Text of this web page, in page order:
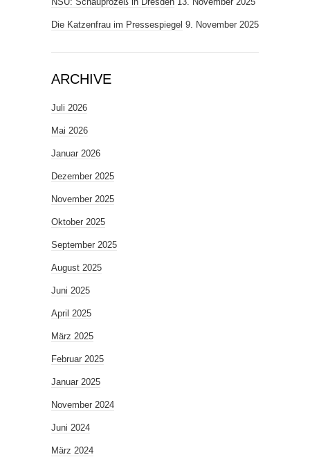
Die Katzenfrau im Pressespiegel 9. November 2025
ARCHIVE
Juli 2026
Mai 2026
Januar 2026
Dezember 2025
November 2025
Oktober 2025
September 2025
August 2025
Juni 2025
April 2025
März 2025
Februar 2025
Januar 2025
November 2024
Juni 2024
März 2024